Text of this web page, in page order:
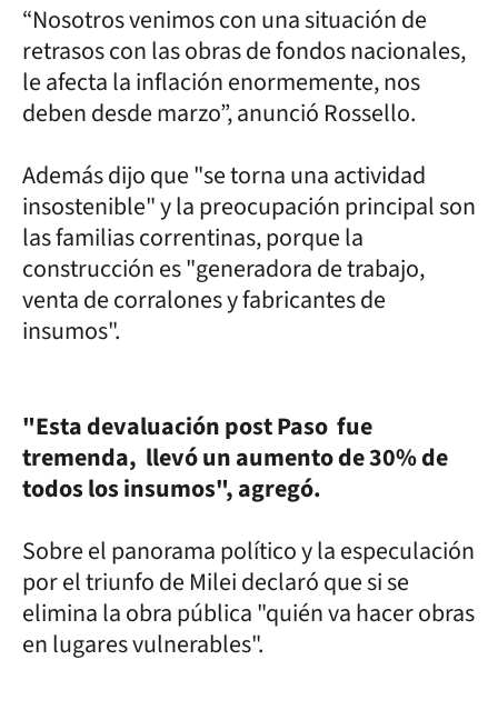
“Nosotros venimos con una situación de
retrasos con las obras de fondos nacionales,
le afecta la inflación enormemente, nos
deben desde marzo”, anunció Rossello.
Además dijo que "se torna una actividad
insostenible" y la preocupación principal son
las familias correntinas, porque la
construcción es "generadora de trabajo,
venta de corralones y fabricantes de
insumos".
"Esta devaluación post Paso fue
tremenda, llevó un aumento de 30% de
todos los insumos", agregó.
Sobre el panorama político y la especulación
por el triunfo de Milei declaró que si se
elimina la obra pública "quién va hacer obras
en lugares vulnerables".